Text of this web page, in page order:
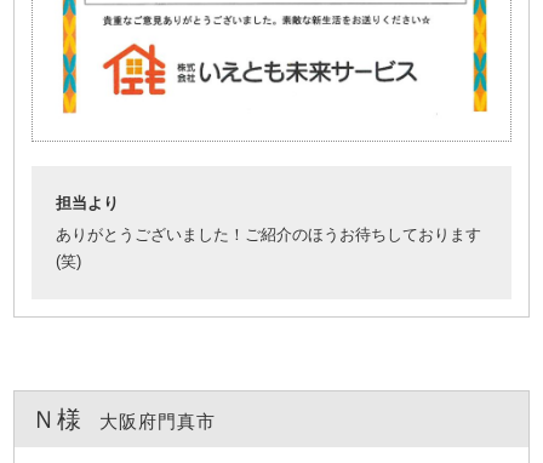
担当より
ありがとうございました！ご紹介のほうお待ちしております
(笑)
Ｎ様 大阪府門真市